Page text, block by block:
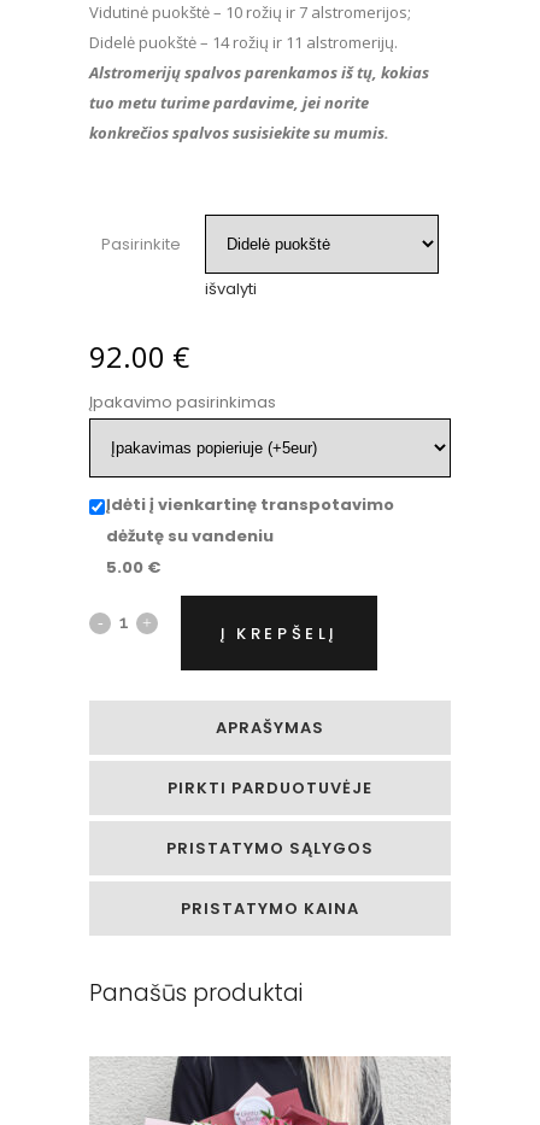
Vidutinė puokštė – 10 rožių ir 7 alstromerijos;
Didelė puokštė – 14 rožių ir 11 alstromerijų.
Alstromerijų spalvos parenkamos iš tų, kokias
tuo metu turime pardavime, jei norite
konkrečios spalvos susisiekite su mumis.
Pasirinkite
išvalyti
92.00 €
Įpakavimo pasirinkimas
Įdėti į vienkartinę transpotavimo
dėžutę su vandeniu
5.00 €
Rožinių
alstromerijų
Į KREPŠELĮ
APRAŠYMAS
PIRKTI PARDUOTUVĖJE
PRISTATYMO SĄLYGOS
PRISTATYMO KAINA
Panašūs produktai